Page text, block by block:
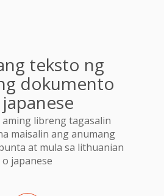
teksto ng
dokumento
libreng tagasalin
maisalin ang anumang
at mula sa lithuanian
o japanese